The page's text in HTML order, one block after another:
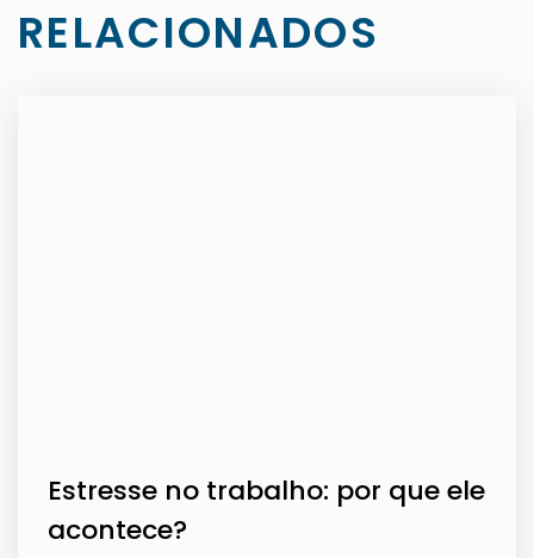
RELACIONADOS
Estresse no trabalho: por que ele
acontece?